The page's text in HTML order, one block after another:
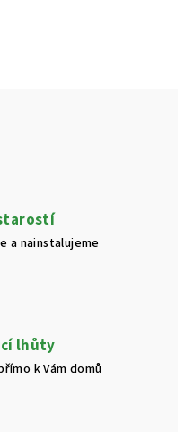
a nainstalujeme
lhůty
k Vám domů